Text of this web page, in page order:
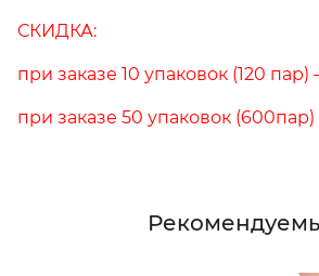
СКИДКА:
при заказе 10 упаковок (120 пар) –
при заказе 50 упаковок (600пар)